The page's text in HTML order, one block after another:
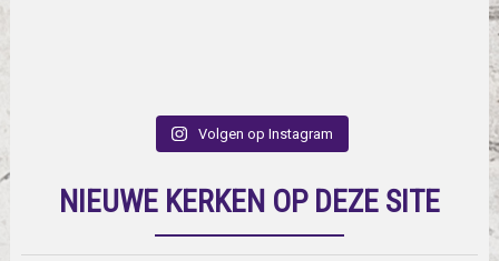
Volgen op Instagram
NIEUWE KERKEN OP DEZE SITE